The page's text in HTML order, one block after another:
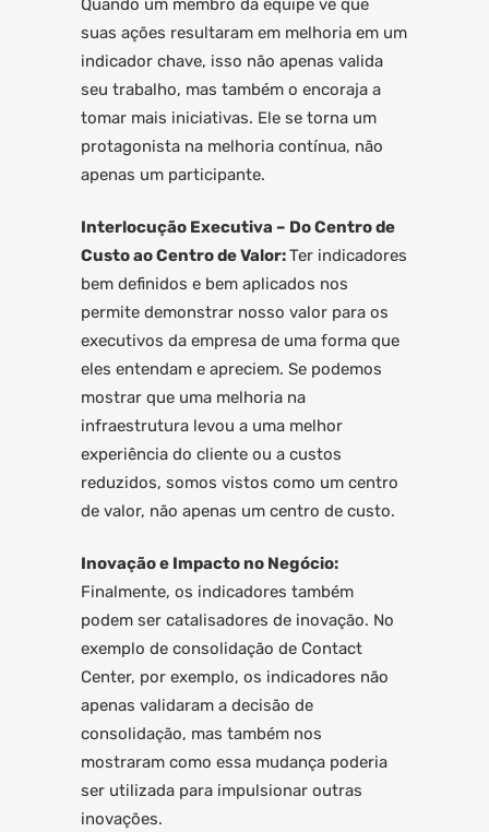
Quando um membro da equipe vê que
suas ações resultaram em melhoria em um
indicador chave, isso não apenas valida
seu trabalho, mas também o encoraja a
tomar mais iniciativas. Ele se torna um
protagonista na melhoria contínua, não
apenas um participante.
Interlocução Executiva – Do Centro de
Custo ao Centro de Valor:Ter indicadores
bem definidos e bem aplicados nos
permite demonstrar nosso valor para os
executivos da empresa de uma forma que
eles entendam e apreciem. Se podemos
mostrar que uma melhoria na
infraestrutura levou a uma melhor
experiência do cliente ou a custos
reduzidos, somos vistos como um centro
de valor, não apenas um centro de custo.
Inovação e Impacto no Negócio:
Finalmente, os indicadores também
podem ser catalisadores de inovação. No
exemplo de consolidação de Contact
Center, por exemplo, os indicadores não
apenas validaram a decisão de
consolidação, mas também nos
mostraram como essa mudança poderia
ser utilizada para impulsionar outras
inovações.